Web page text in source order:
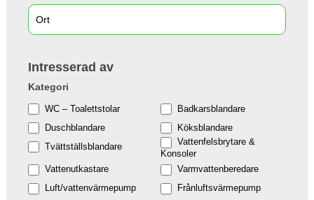
Intresserad av
Kategori
WC – Toalettstolar
Badkarsblandare
Duschblandare
Köksblandare
Tvättställsblandare
Vattenfelsbrytare &
Konsoler
Vattenutkastare
Varmvattenberedare
Luft/vattenvärmepump
Frånluftsvärmepump